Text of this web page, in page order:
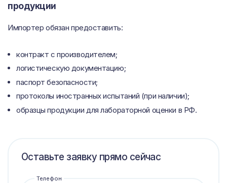
продукции
Импортер обязан предоставить:
контракт с производителем;
логистическую документацию;
паспорт безопасности;
протоколы иностранных испытаний (при наличии);
образцы продукции для лабораторной оценки в РФ.
Оставьте заявку прямо сейчас
Телефон